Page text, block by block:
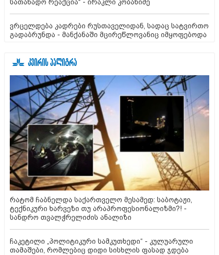
სათანადო რეაქცია" - ირაკლი კობახიძე
ვრცელდება კადრები რუსთაველიდან, სადაც სატვირთო
გადაბრუნდა - მანქანაში მცირეწლოვანიც იმყოფებოდა
რატომ ჩაბნელდა საქართველო მესამედ: საბოტაჟი,
ტექნიკური ხარვეზი თუ არაპროფესიონალიზმი?! -
სანდრო თვალჭრელიძის ანალიზი
ჩაკეტილი „პოლიტიკური სამკუთხედი“ - კულუარული
თამაშები, რომლებიც დიდი სისხლის ფასად ჯდება